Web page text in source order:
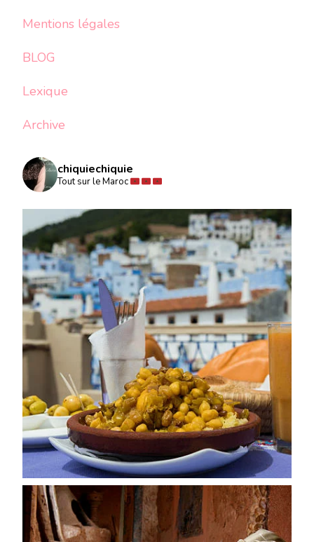
Mentions légales
BLOG
Lexique
Archive
chiquiechiquie
Tout sur le Maroc